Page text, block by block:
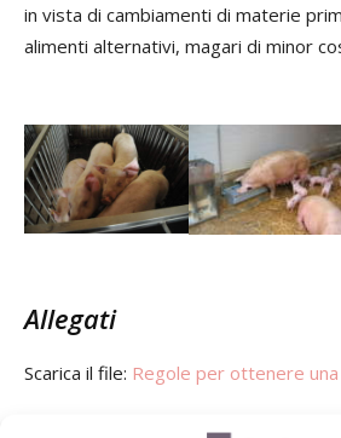
in vista di cambiamenti di materie
alimenti alternativi, magari di minor
Allegati
Scarica il file: Regole per ottenere